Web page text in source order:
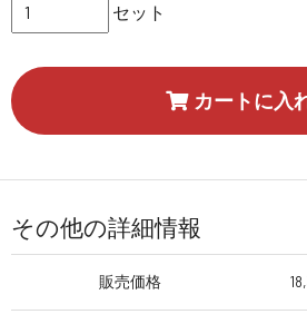
セット
カートに入
その他の詳細情報
販売価格